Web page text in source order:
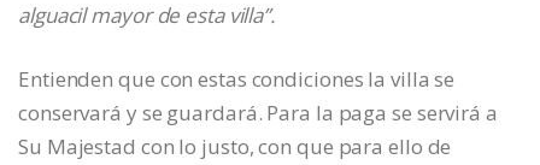
alguacil mayor de esta villa”.
Entienden que con estas condiciones la villa se
conservará y se guardará. Para la paga se servirá a
Su Majestad con lo justo, con que para ello de